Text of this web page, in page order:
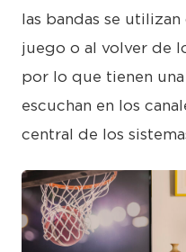
las bandas se
juego o al volver de
por lo que tienen
escuchan en los
central de los